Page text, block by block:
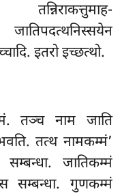
इतरो इच्छत्थो.
तञ्च नाम जाति
तत्थ नामकम्मं’
सम्बन्धा. जातिकम्मं
सम्बन्धा. गुणकम्मं